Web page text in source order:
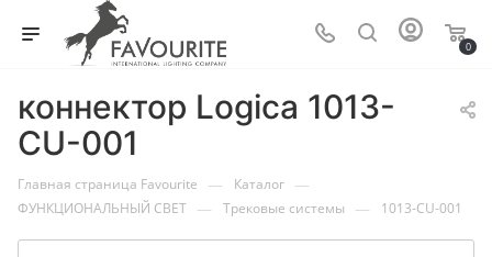
0
коннектор Logica 1013-
CU-001
Главная страница Favourite — Каталог —
ФУНКЦИОНАЛЬНЫЙ СВЕТ — Трековые системы — 1013-CU-001